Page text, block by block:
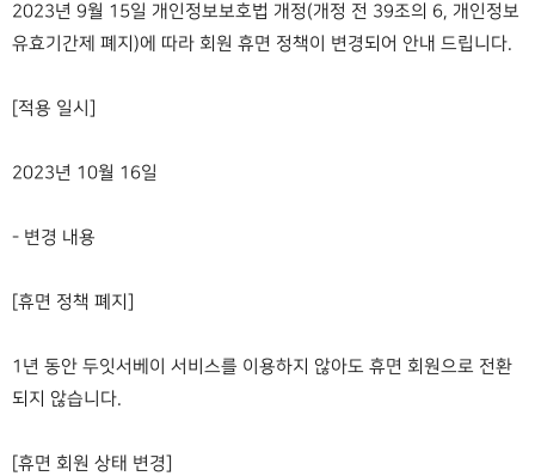
2023년 9월 15일 개인정보보호법 개정(개정 전 39조의 6, 개인정보
유효기간제 폐지)에 따라 회원 휴면 정책이 변경되어 안내 드립니다.
[적용 일시]
2023년 10월 16일
- 변경 내용
[휴면 정책 폐지]
1년 동안 두잇서베이 서비스를 이용하지 않아도 휴면 회원으로 전환
되지 않습니다.
[휴면 회원 상태 변경]